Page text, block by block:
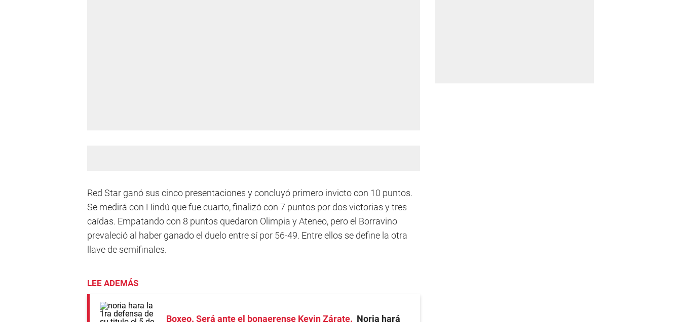
Red Star ganó sus cinco presentaciones y concluyó primero invicto con 10 puntos.
Se medirá con Hindú que fue cuarto, finalizó con 7 puntos por dos victorias y tres
caídas. Empatando con 8 puntos quedaron Olimpia y Ateneo, pero el Borravino
prevaleció al haber ganado el duelo entre sí por 56-49. Entre ellos se define la otra
llave de semifinales.
LEE ADEMÁS
Boxeo. Será ante el bonaerense Kevin Zárate
Noria hará